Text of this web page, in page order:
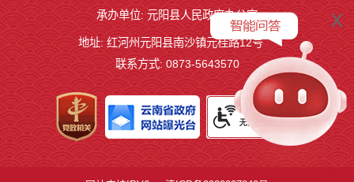
x
承办单位: 元阳县人民政府办公室
地址: 红河州元阳县南沙镇元桂路12号
联系方式: 0873-5643570